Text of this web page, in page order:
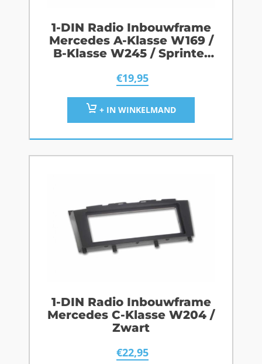
1-DIN Radio Inbouwframe
Mercedes A-Klasse W169 /
B-Klasse W245 / Sprinter
€19,95
+ IN WINKELMAND
1-DIN Radio Inbouwframe
Mercedes C-Klasse W204 /
Zwart
€22,95